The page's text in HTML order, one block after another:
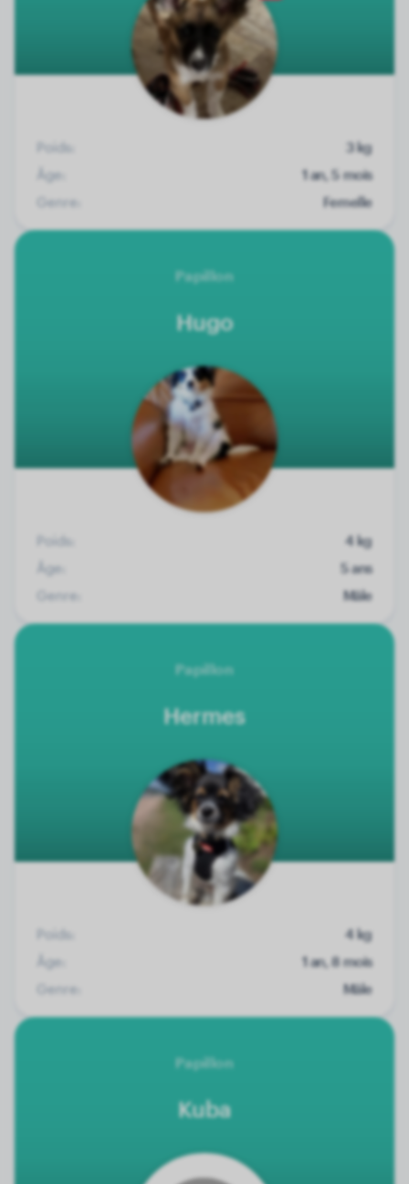
Poids:
3 kg
Âge:
1 an, 5 mois
Genre:
Femelle
Papillon
Hugo
Poids:
4 kg
Âge:
5 ans
Genre:
Mâle
Papillon
Hermes
Poids:
4 kg
Âge:
1 an, 8 mois
Genre:
Mâle
Papillon
Kuba